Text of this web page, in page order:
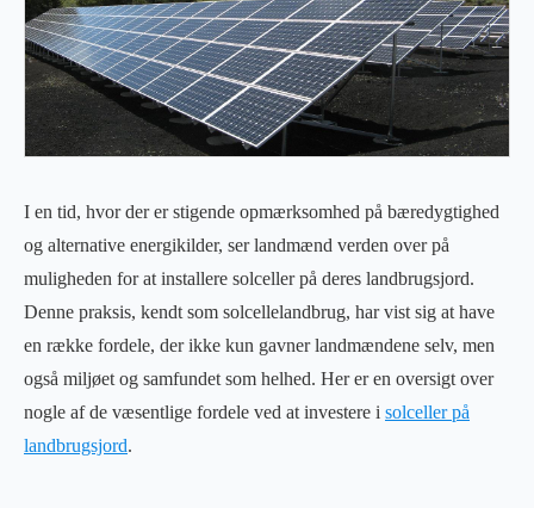
I en tid, hvor der er stigende opmærksomhed på bæredygtighed
og alternative energikilder, ser landmænd verden over på
muligheden for at installere solceller på deres landbrugsjord.
Denne praksis, kendt som solcellelandbrug, har vist sig at have
en række fordele, der ikke kun gavner landmændene selv, men
også miljøet og samfundet som helhed. Her er en oversigt over
nogle af de væsentlige fordele ved at investere i solceller på
landbrugsjord.